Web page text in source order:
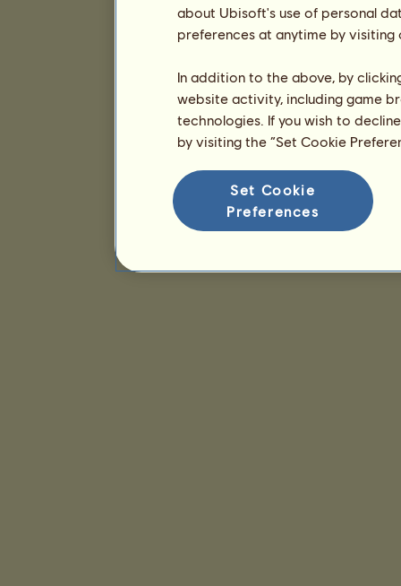
about Ubisoft's use of personal
preferences at anytime by
In addition to the above, by
website activity, including game
technologies. If you wish to
by visiting the “Set Cookie
Set Cookie
Preferences